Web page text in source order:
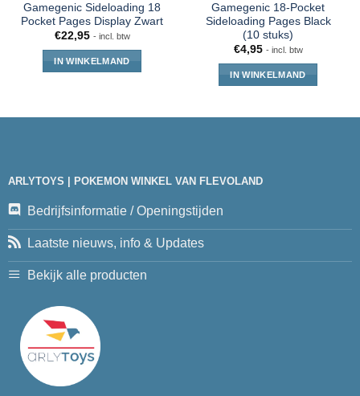
Gamegenic Sideloading 18
Pocket Pages Display Zwart
€22,95 - incl. btw
IN WINKELMAND
Gamegenic 18-Pocket
Sideloading Pages Black
(10 stuks)
€4,95 - incl. btw
IN WINKELMAND
ARLYTOYS | POKEMON WINKEL VAN FLEVOLAND
Bedrijfsinformatie / Openingstijden
Laatste nieuws, info & Updates
Bekijk alle producten